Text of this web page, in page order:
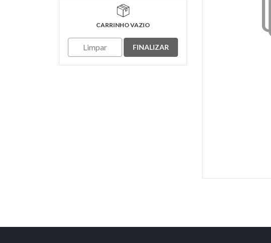
CARRINHO VAZIO
Limpar FINALIZAR